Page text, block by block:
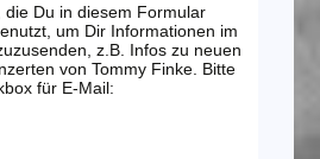
die Du in diesem Formular
um Dir Informationen im
z.B. Infos zu neuen
von Tommy Finke. Bitte
für E-Mail: